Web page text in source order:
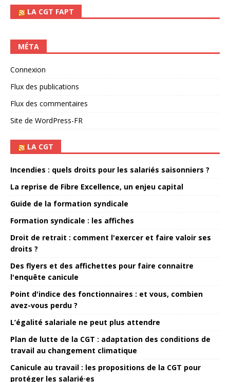
LA CGT FAPT
MÉTA
Connexion
Flux des publications
Flux des commentaires
Site de WordPress-FR
LA CGT
Incendies : quels droits pour les salariés saisonniers ?
La reprise de Fibre Excellence, un enjeu capital
Guide de la formation syndicale
Formation syndicale : les affiches
Droit de retrait : comment l'exercer et faire valoir ses
droits ?
Des flyers et des affichettes pour faire connaitre
l'enquête canicule
Point d'indice des fonctionnaires : et vous, combien
avez-vous perdu ?
L’égalité salariale ne peut plus attendre
Plan de lutte de la CGT : adaptation des conditions de
travail au changement climatique
Canicule au travail : les propositions de la CGT pour
protéger les salarié·es